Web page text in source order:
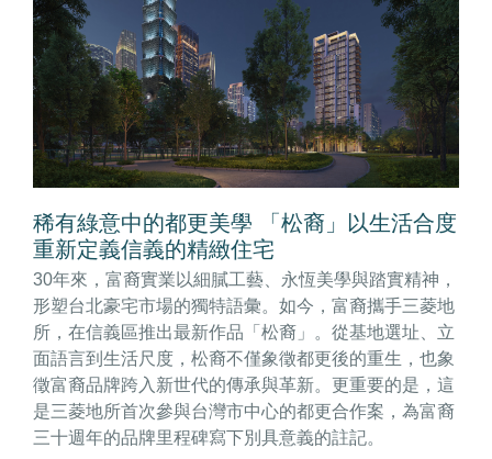
稀有綠意中的都更美學 「松裔」以生活合度
重新定義信義的精緻住宅
30年來，富裔實業以細膩工藝、永恆美學與踏實精神，
形塑台北豪宅市場的獨特語彙。如今，富裔攜手三菱地
所，在信義區推出最新作品「松裔」。從基地選址、立
面語言到生活尺度，松裔不僅象徵都更後的重生，也象
徵富裔品牌跨入新世代的傳承與革新。更重要的是，這
是三菱地所首次參與台灣市中心的都更合作案，為富裔
三十週年的品牌里程碑寫下別具意義的註記。